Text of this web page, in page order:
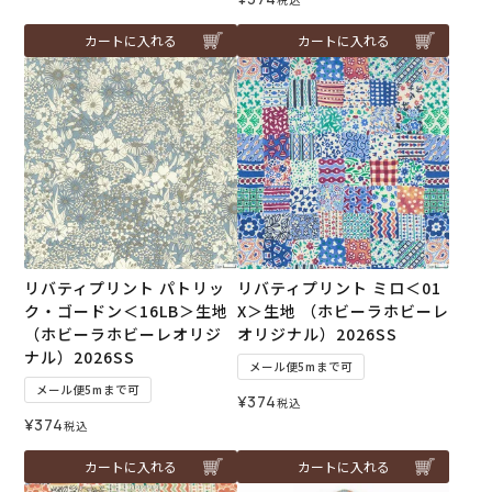
カートに入れる カートに入れる
リバティプリント パトリッ
ク・ゴードン＜16LB＞生地
（ホビーラホビーレオリジ
ナル）2026SS
メール便5mまで可
¥374税込
カートに入れる
リバティプリント ミロ＜01
X＞生地 （ホビーラホビーレ
オリジナル）2026SS
メール便5mまで可
¥374税込
カートに入れる